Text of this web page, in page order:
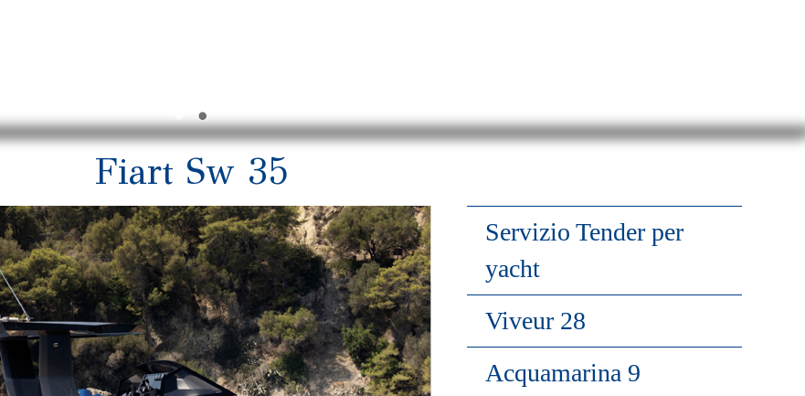
Fiart Sw 35
Servizio Tender per
yacht
Viveur 28
Acquamarina 9